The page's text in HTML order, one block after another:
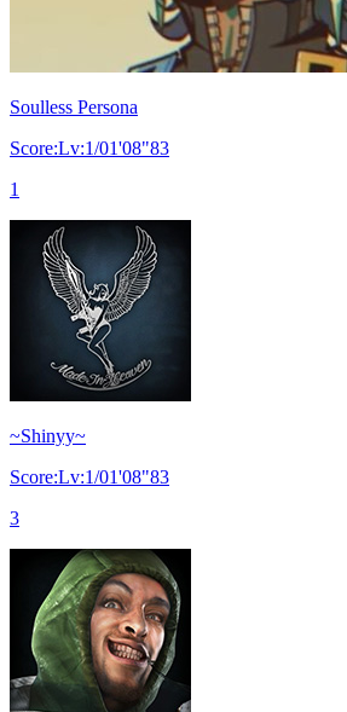
Soulless Persona
Score:Lv:1/01'08"83
1
~Shinyy~
Score:Lv:1/01'08"83
3